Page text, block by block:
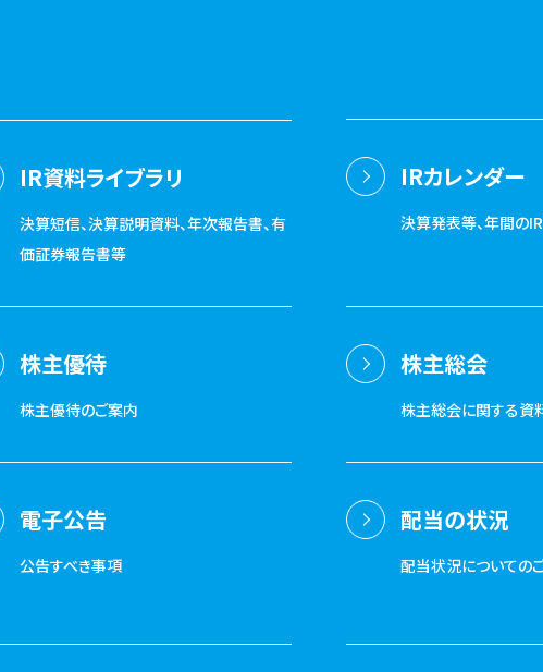
IR資料ライブラリ
決算短信、決算説明資料、年次報告書、有
価証券報告書等
IRカレンダー
決算発表等、年間の
株主優待
株主優待のご案内
株主総会
株主総会に関する資
電子公告
公告すべき事項
配当の状況
配当状況についての